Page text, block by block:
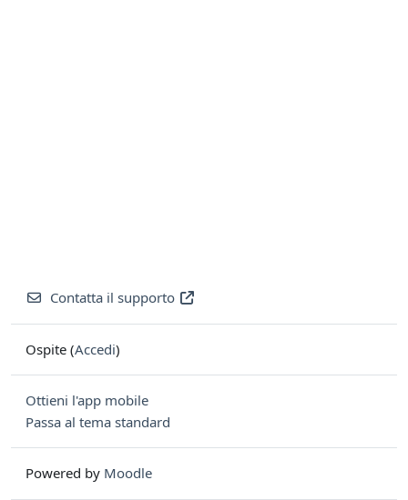
Contatta il supporto
Ospite (Accedi)
Ottieni l'app mobile
Passa al tema standard
Powered by Moodle